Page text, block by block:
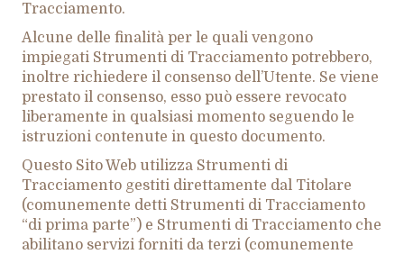
Tracciamento.
Alcune delle finalità per le quali vengono
impiegati Strumenti di Tracciamento potrebbero,
inoltre richiedere il consenso dell’Utente. Se viene
prestato il consenso, esso può essere revocato
liberamente in qualsiasi momento seguendo le
istruzioni contenute in questo documento.
Questo Sito Web utilizza Strumenti di
Tracciamento gestiti direttamente dal Titolare
(comunemente detti Strumenti di Tracciamento
“di prima parte”) e Strumenti di Tracciamento che
abilitano servizi forniti da terzi (comunemente